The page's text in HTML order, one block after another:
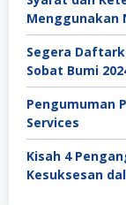
Menggunakan
Segera
Sobat Bumi
Pengumuman
Services
Kisah 4
Kesuksesan